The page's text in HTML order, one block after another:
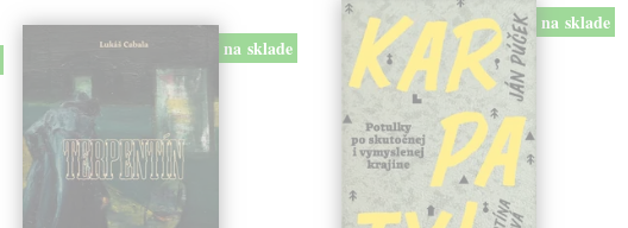
na sklade
na sklade